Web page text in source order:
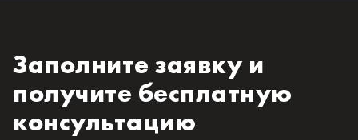
Заполните заявку и
получите бесплатную
консультацию